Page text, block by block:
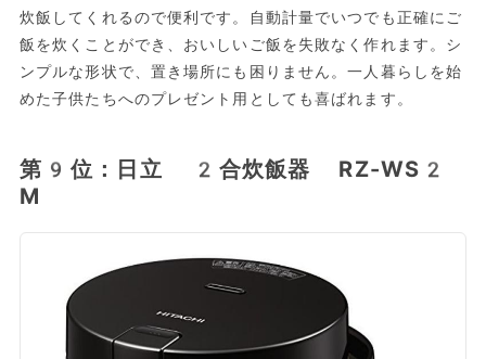
炊飯してくれるので便利です。自動計量でいつでも正確にご
飯を炊くことができ、おいしいご飯を失敗なく作れます。シ
ンプルな形状で、置き場所にも困りません。一人暮らしを始
めた子供たちへのプレゼント用としても喜ばれます。
第9位：日立 2合炊飯器 RZ-WS2
M